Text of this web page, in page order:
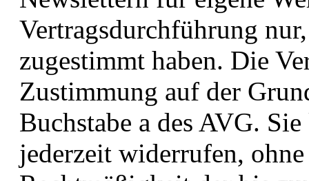
Vertragsdurchführung
zugestimmt haben. Die
Zustimmung auf der
Buchstabe a des AVG.
jederzeit widerrufen,